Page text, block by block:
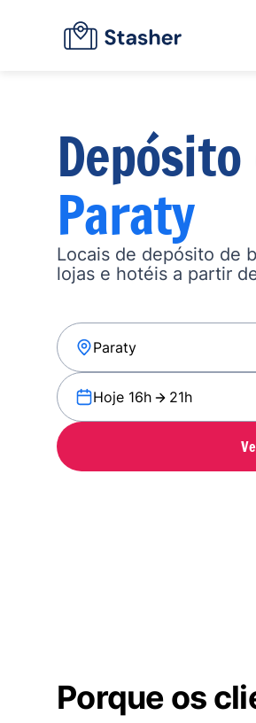
Paraty
Locais de depósito de
lojas e hotéis a partir
Hoje 16h 21h
Porque os